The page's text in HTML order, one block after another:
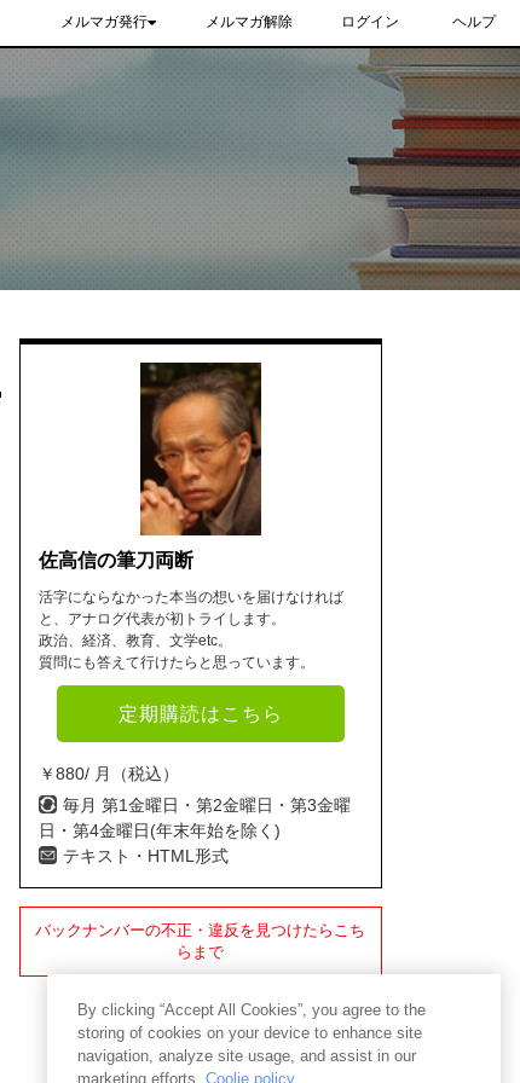
メルマガ発行 メルマガ解除 ログイン ヘルプ
佐高信の筆刀両断
活字にならなかった本当の想いを届けなければ
と、アナログ代表が初トライします。
政治、経済、教育、文学etc。
質問にも答えて行けたらと思っています。
定期購読はこちら
￥880/ 月（税込）
毎月 第1金曜日・第2金曜日・第3金曜
日・第4金曜日(年末年始を除く)
テキスト・HTML形式
バックナンバーの不正・違反を見つけたらこち
らまで
By clicking “Accept All Cookies”, you agree to the
storing of cookies on your device to enhance site
navigation, analyze site usage, and assist in our
marketing efforts. Coolie policy